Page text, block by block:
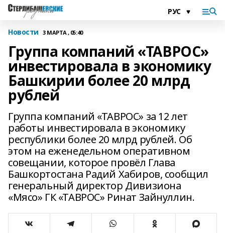
Новости 3 МАРТА , 05:40
Группа компаний «ТАВРОС»
инвестировала в экономику
Башкирии более 20 млрд
рублей
Группа компаний «ТАВРОС» за 12 лет
работы инвестировала в экономику
республики более 20 млрд рублей. Об
этом на еженедельном оперативном
совещании, которое провёл Глава
Башкортостана Радий Хабиров, сообщил
генеральный директор Дивизиона
«Мясо» ГК «ТАВРОС» Ринат Зайнуллин.